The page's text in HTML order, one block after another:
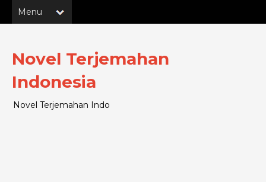
Novel Terjemahan
Indonesia
Novel Terjemahan Indo